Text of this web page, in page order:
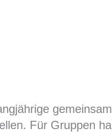
Für Gruppen